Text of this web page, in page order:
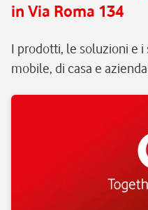
continua, senza pensieri.
in Via Roma 134
I prodotti, le soluzioni e i
mobile, di casa e